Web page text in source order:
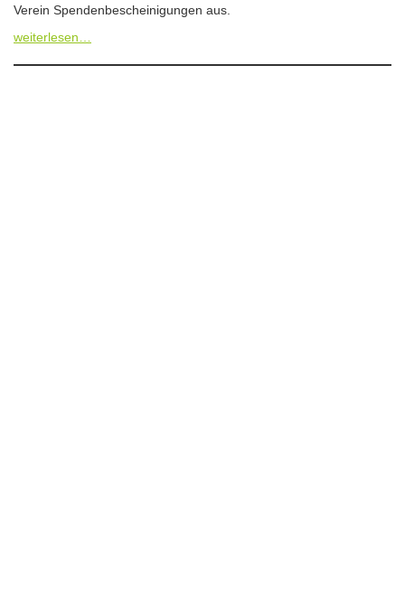
Verein Spendenbescheinigungen aus.
weiterlesen…